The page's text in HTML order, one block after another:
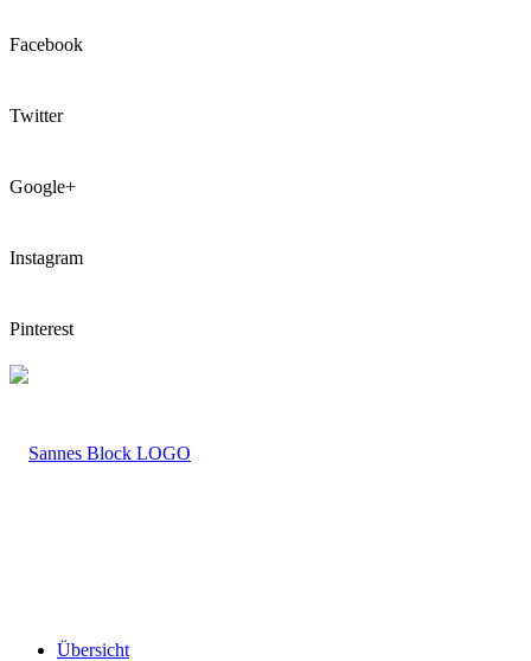
Facebook
Twitter
Google+
Instagram
Pinterest
LOGO
Übersicht